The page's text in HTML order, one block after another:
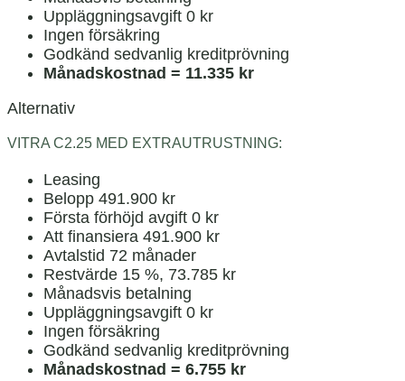
Uppläggningsavgift 0 kr
Ingen försäkring
Godkänd sedvanlig kreditprövning
Månadskostnad = 11.335 kr
Alternativ
VITRA C2.25 MED EXTRAUTRUSTNING:
Leasing
Belopp 491.900 kr
Första förhöjd avgift 0 kr
Att finansiera 491.900 kr
Avtalstid 72 månader
Restvärde 15 %, 73.785 kr
Månadsvis betalning
Uppläggningsavgift 0 kr
Ingen försäkring
Godkänd sedvanlig kreditprövning
Månadskostnad = 6.755 kr